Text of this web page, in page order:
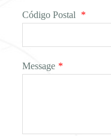
Código Postal *
Message *